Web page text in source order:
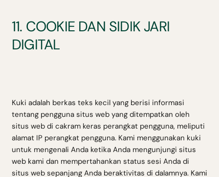
11. COOKIE DAN SIDIK JARI
DIGITAL
Kuki adalah berkas teks kecil yang berisi informasi
tentang pengguna situs web yang ditempatkan oleh
situs web di cakram keras perangkat pengguna, meliputi
alamat IP perangkat pengguna. Kami menggunakan kuki
untuk mengenali Anda ketika Anda mengunjungi situs
web kami dan mempertahankan status sesi Anda di
situs web sepanjang Anda beraktivitas di dalamnya. Kami